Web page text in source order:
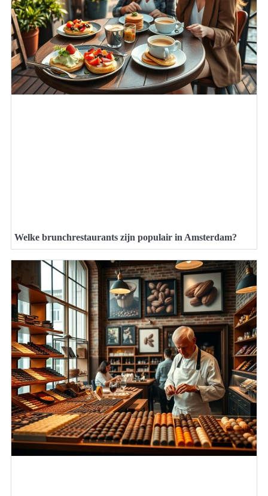
Welke brunchrestaurants zijn populair in Amsterdam?